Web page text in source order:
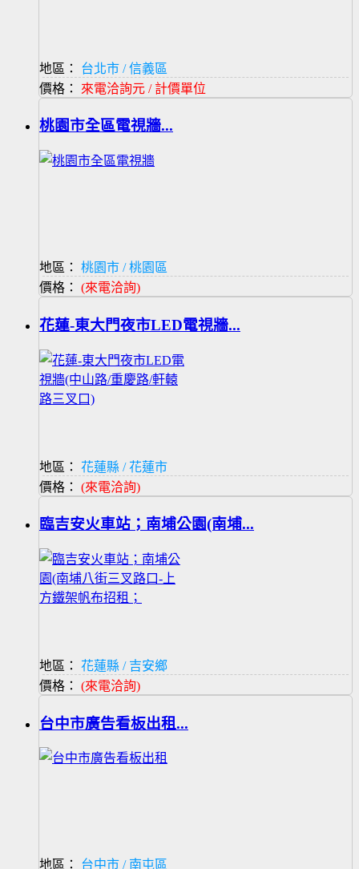
地區：
台北市 / 信義區
價格： 來電洽詢元 / 計價單位
桃園市全區電視牆...
地區：
桃園市 / 桃園區
價格： (來電洽詢)
花蓮-東大門夜市LED電視牆...
地區：
花蓮縣 / 花蓮市
價格： (來電洽詢)
臨吉安火車站；南埔公園(南埔...
地區：
花蓮縣 / 吉安鄉
價格： (來電洽詢)
台中市廣告看板出租...
地區：
台中市 / 南屯區